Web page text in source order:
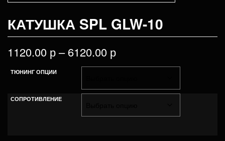
КАТУШКА SPL GLW-10
1120.00 р–6120.00 р
ТЮНИНГ ОПЦИИ
СОПРОТИВЛЕНИЕ